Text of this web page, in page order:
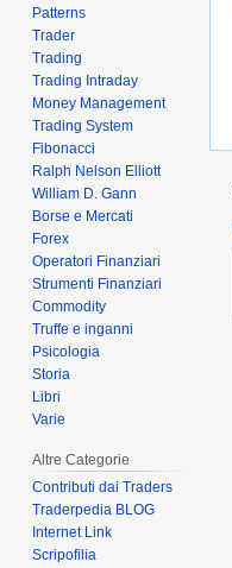
Patterns
Trader
Trading
Trading Intraday
Money Management
Trading System
Fibonacci
Ralph Nelson Elliott
William D. Gann
Borse e Mercati
Forex
Operatori Finanziari
Strumenti Finanziari
Commodity
Truffe e inganni
Psicologia
Storia
Libri
Varie
Altre Categorie
Contributi dai Traders
Traderpedia BLOG
Internet Link
Scripofilia